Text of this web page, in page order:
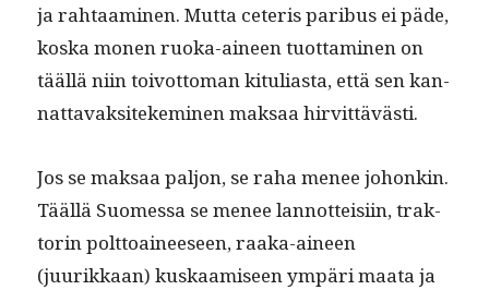
ja rah­taami­nen. Mut­ta ceteris paribus ei päde,
kos­ka mon­en ruo­ka-aineen tuot­ta­mi­nen on
tääl­lä niin toiv­ot­toman kit­u­lias­ta, että sen kan­
nat­tavak­sitekem­i­nen mak­saa hirvittävästi.
Jos se mak­saa paljon, se raha menee johonkin.
Tääl­lä Suomes­sa se menee lan­not­teisi­in, trak­
torin polt­toaineeseen, raa­ka-aineen
(juurikkaan) kuskaamiseen ympäri maa­ta ja